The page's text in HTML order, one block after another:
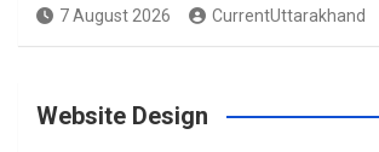
7 August 2026 CurrentUttarakhand
Website Design